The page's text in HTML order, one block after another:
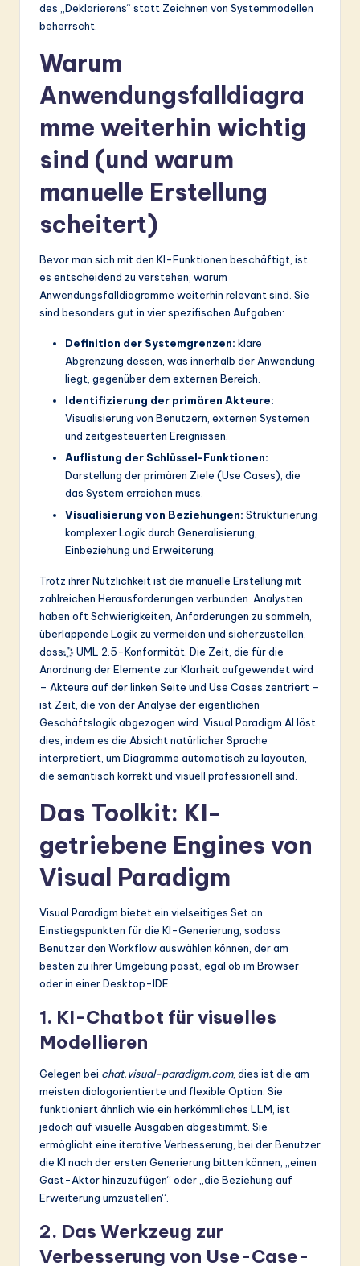
des „Deklarierens“ statt Zeichnen von Systemmodellen
beherrscht.
Warum
Anwendungsfalldiagra
mme weiterhin wichtig
sind (und warum
manuelle Erstellung
scheitert)
Bevor man sich mit den KI-Funktionen beschäftigt, ist
es entscheidend zu verstehen, warum
Anwendungsfalldiagramme weiterhin relevant sind. Sie
sind besonders gut in vier spezifischen Aufgaben:
Definition der Systemgrenzen: klare
Abgrenzung dessen, was innerhalb der Anwendung
liegt, gegenüber dem externen Bereich.
Identifizierung der primären Akteure:
Visualisierung von Benutzern, externen Systemen
und zeitgesteuerten Ereignissen.
Auflistung der Schlüssel-Funktionen:
Darstellung der primären Ziele (Use Cases), die
das System erreichen muss.
Visualisierung von Beziehungen: Strukturierung
komplexer Logik durch Generalisierung,
Einbeziehung und Erweiterung.
Trotz ihrer Nützlichkeit ist die manuelle Erstellung mit
zahlreichen Herausforderungen verbunden. Analysten
haben oft Schwierigkeiten, Anforderungen zu sammeln,
überlappende Logik zu vermeiden und sicherzustellen,
dass
UML 2.5-Konformität . Die Zeit, die für die
Anordnung der Elemente zur Klarheit aufgewendet wird
– Akteure auf der linken Seite und Use Cases zentriert –
ist Zeit, die von der Analyse der eigentlichen
Geschäftslogik abgezogen wird. Visual Paradigm AI löst
dies, indem es die Absicht natürlicher Sprache
interpretiert, um Diagramme automatisch zu layouten,
die semantisch korrekt und visuell professionell sind.
Das Toolkit: KI-
getriebene Engines von
Visual Paradigm
Visual Paradigm bietet ein vielseitiges Set an
Einstiegspunkten für die KI-Generierung, sodass
Benutzer den Workflow auswählen können, der am
besten zu ihrer Umgebung passt, egal ob im Browser
oder in einer Desktop-IDE.
1. KI-Chatbot für visuelles
Modellieren
Gelegen bei chat.visual-paradigm.com, dies ist die am
meisten dialogorientierte und flexible Option. Sie
funktioniert ähnlich wie ein herkömmliches LLM, ist
jedoch auf visuelle Ausgaben abgestimmt. Sie
ermöglicht eine iterative Verbesserung, bei der Benutzer
die KI nach der ersten Generierung bitten können, „einen
Gast-Aktor hinzuzufügen“ oder „die Beziehung auf
Erweiterung umzustellen“.
2. Das Werkzeug zur
Verbesserung von Use-Case-